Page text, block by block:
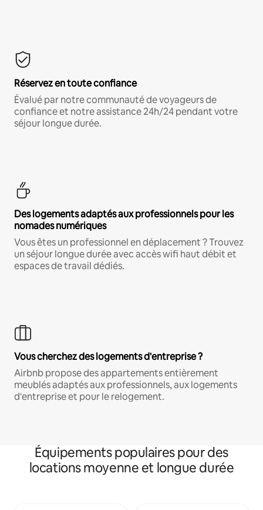
Réservez en toute confiance
Évalué par notre communauté de voyageurs de
confiance et notre assistance 24h/24 pendant votre
séjour longue durée.
Des logements adaptés aux professionnels pour les
nomades numériques
Vous êtes un professionnel en déplacement ? Trouvez
un séjour longue durée avec accès wifi haut débit et
espaces de travail dédiés.
Vous cherchez des logements d'entreprise ?
Airbnb propose des appartements entièrement
meublés adaptés aux professionnels, aux logements
d'entreprise et pour le relogement.
Équipements populaires pour des
locations moyenne et longue durée